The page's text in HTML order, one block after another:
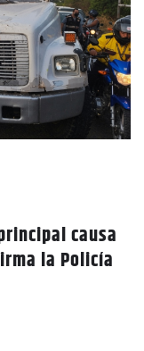
causa
la Policía